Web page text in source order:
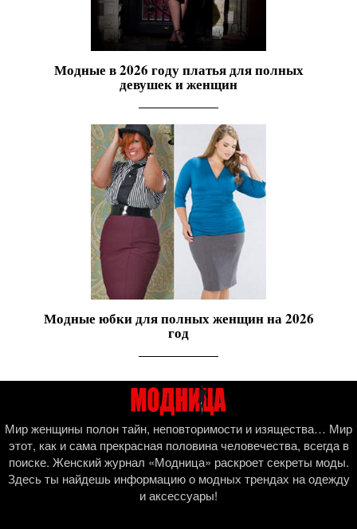
Модные в 2026 году платья для полных
девушек и женщин
Модные юбки для полных женщин на 2026
год
Мир женщины полон тайн, неповторимости и изящества… Мир
этот, как и сама прекрасная половина человечества, всегда в
поиске. Женский журнал «Модница» раскроет секреты моды.
Здесь ты найдешь информацию о модных трендах на одежду
и аксессуары!